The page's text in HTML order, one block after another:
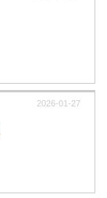
2026-01-27